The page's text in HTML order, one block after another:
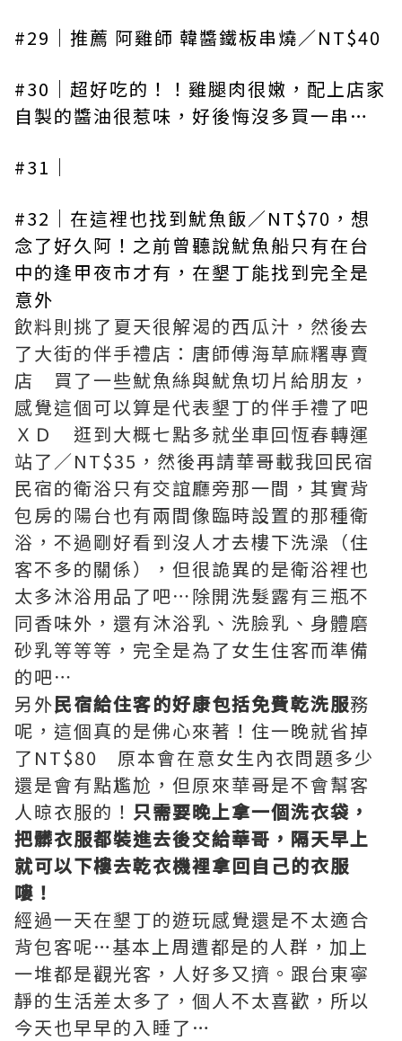
#29｜推薦 阿雞師 韓醬鐵板串燒／NT$40
#30｜超好吃的！！雞腿肉很嫩，配上店家
自製的醬油很惹味，好後悔沒多買一串…
#31｜
#32｜在這裡也找到魷魚飯／NT$70，想
念了好久阿！之前曾聽說魷魚船只有在台
中的逢甲夜市才有，在墾丁能找到完全是
意外
飲料則挑了夏天很解渴的西瓜汁，然後去
了大街的伴手禮店：唐師傅海草麻糬專賣
店 買了一些魷魚絲與魷魚切片給朋友，
感覺這個可以算是代表墾丁的伴手禮了吧
ＸＤ 逛到大概七點多就坐車回恆春轉運
站了／NT$35，然後再請華哥載我回民宿
民宿的衛浴只有交誼廳旁那一間，其實背
包房的陽台也有兩間像臨時設置的那種衛
浴，不過剛好看到沒人才去樓下洗澡（住
客不多的關係），但很詭異的是衛浴裡也
太多沐浴用品了吧⋯除開洗髮露有三瓶不
同香味外，還有沐浴乳、洗臉乳、身體磨
砂乳等等等，完全是為了女生住客而準備
的吧⋯
另外民宿給住客的好康包括免費乾洗服務
呢，這個真的是佛心來著！住一晚就省掉
了NT$80 原本會在意女生內衣問題多少
還是會有點尷尬，但原來華哥是不會幫客
人晾衣服的！ 只需要晚上拿一個洗衣袋，
把髒衣服都裝進去後交給華哥，隔天早上
就可以下樓去乾衣機裡拿回自己的衣服
嘍！
經過一天在墾丁的遊玩感覺還是不太適合
背包客呢…基本上周遭都是的人群，加上
一堆都是觀光客，人好多又擠。跟台東寧
靜的生活差太多了，個人不太喜歡，所以
今天也早早的入睡了…